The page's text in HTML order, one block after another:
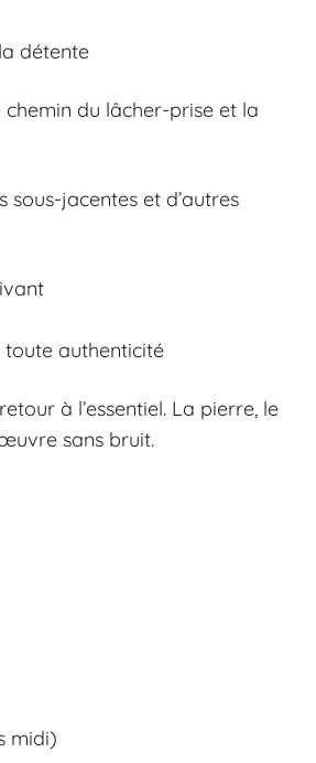
détente
du lâcher-prise et la
sous-jacentes et d’autres
toute authenticité
à l’essentiel. La pierre, le
sans bruit.
midi)